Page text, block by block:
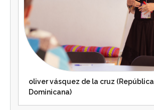
oliver vásquez de la cruz (República
Dominicana)